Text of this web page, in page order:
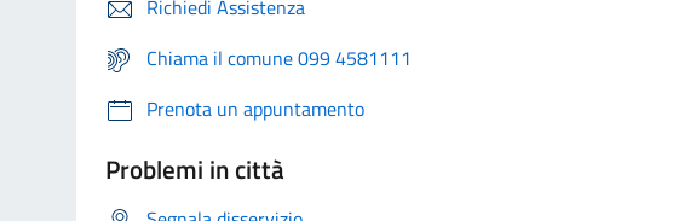
Richiedi Assistenza
Chiama il comune 099 4581111
Prenota un appuntamento
Problemi in città